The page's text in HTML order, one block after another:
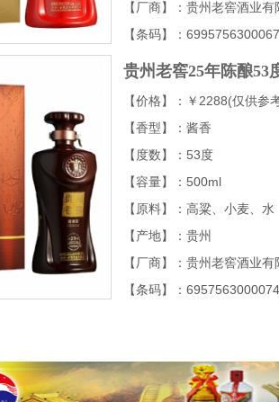
【厂商】：贵州老窖酒业有
【条码】：6995756300067
贵州老窖25年陈酿53
【价格】：￥2288(仅供参
【香型】：酱香
【度数】：53度
【容量】：500ml
【原料】：高粱、小麦、水
【产地】：贵州
【厂商】：贵州老窖酒业有
【条码】：6957563000074